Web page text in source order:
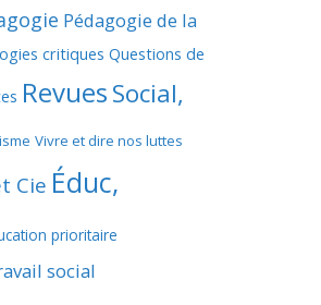
Pédagogie de la
critiques Questions de
RevuesSocial,
Vivre et dire nos luttes
Cie Éduc,
prioritaire
social